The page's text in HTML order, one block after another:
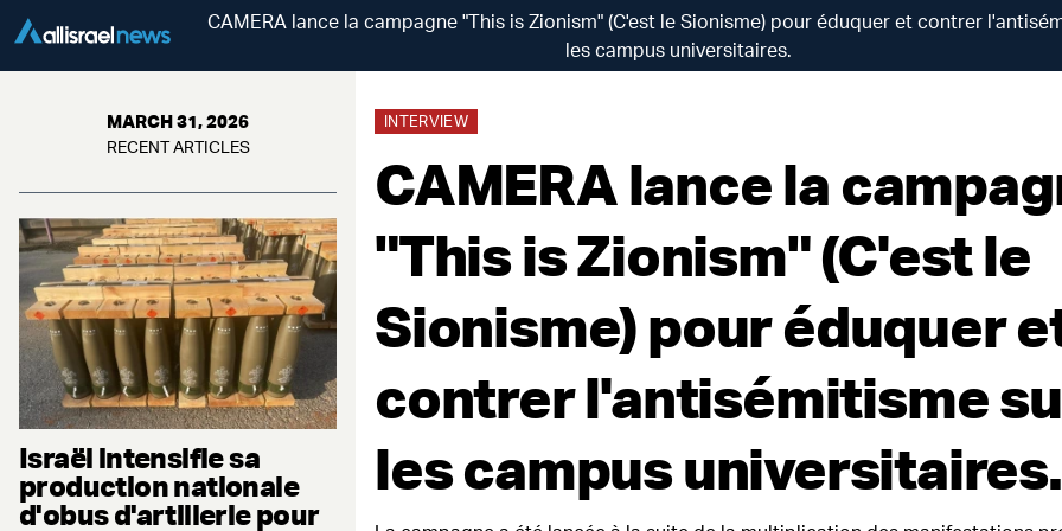
CAMERA lance la campagne "This is Zionism" (C'est le Sionisme) pour éduquer et contrer
les campus universitaires.
MARCH 31, 2026
RECENT ARTICLES
Israël intensifie sa
production nationale
d'obus d'artillerie pour
INTERVIEW
CAMERA lance la
"This is Zionism" (C'est le
Sionisme) pour éduquer
contrer l'antisémitisme
les campus universitaires.